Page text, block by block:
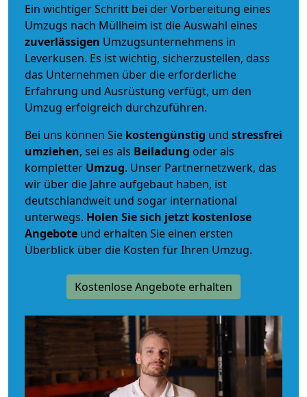
Ein wichtiger Schritt bei der Vorbereitung eines
Umzugs nach Müllheim ist die Auswahl eines
zuverlässigen Umzugsunternehmens in
Leverkusen. Es ist wichtig, sicherzustellen, dass
das Unternehmen über die erforderliche
Erfahrung und Ausrüstung verfügt, um den
Umzug erfolgreich durchzuführen.
Bei uns können Sie kostengünstig und stressfrei
umziehen, sei es als Beiladung oder als
kompletter Umzug. Unser Partnernetzwerk, das
wir über die Jahre aufgebaut haben, ist
deutschlandweit und sogar international
unterwegs. Holen Sie sich jetzt kostenlose
Angebote und erhalten Sie einen ersten
Überblick über die Kosten für Ihren Umzug.
Kostenlose Angebote erhalten